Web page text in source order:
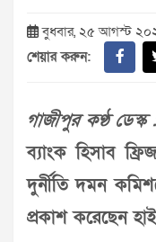
বুধবার, ২৫ আগস্ট
শেয়ার করুন:
গাজীপুর কণ্ঠ ডেস্ক
ব্যাংক হিসাব
দুর্নীতি দমন
প্রকাশ করেছেন